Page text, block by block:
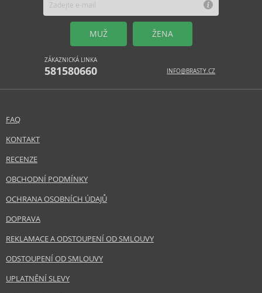
MUŽ ŽENA
ZÁKAZNICKÁ LINKA
581580660 INFO@BRASTY.CZ
FAQ
KONTAKT
RECENZE
OBCHODNÍ PODMÍNKY
OCHRANA OSOBNÍCH ÚDAJŮ
DOPRAVA
REKLAMACE A ODSTOUPENÍ OD SMLOUVY
ODSTOUPENÍ OD SMLOUVY
UPLATNĚNÍ SLEVY